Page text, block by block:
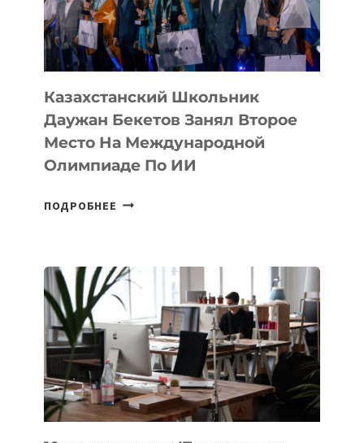
НА
МЕЖДУНАРОДНОЙ
ОЛИМПИАДЕ
ПО
Казахстанский Школьник
Даужан Бекетов Занял Второе
Место На Международной
Олимпиаде По ИИ
ПОДРОБНЕЕ КАЗАХСТАНСКИЙ
ЗАНЯЛ
ВТОРОЕ
МЕСТО
НА
МЕЖДУНАРОДНОЙ
ОЛИМПИАДЕ
ПО
ИИ